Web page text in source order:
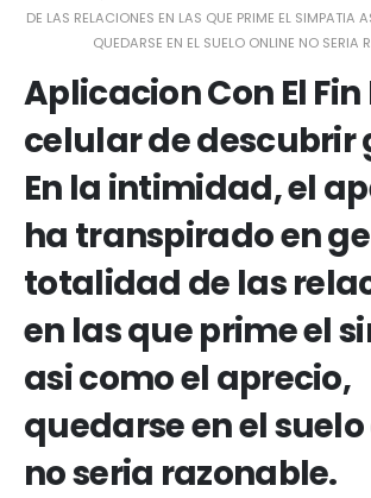
DE LAS RELACIONES EN LAS QUE PRIME EL SIMPATIA
QUEDARSE EN EL SUELO ONLINE NO SERI­A
Aplicacion Con El Fin
celular de descubrir
En la intimidad, el
ha transpirado en
totalidad de las
en las que prime el
asi­ como el aprecio,
quedarse en el
no seri­a razonable.